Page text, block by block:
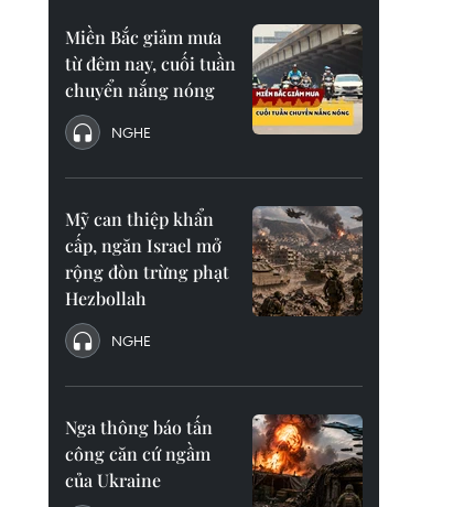
Miền Bắc giảm mưa
từ đêm nay, cuối tuần
chuyển nắng nóng
NGHE
Mỹ can thiệp khẩn
cấp, ngăn Israel mở
rộng đòn trừng phạt
Hezbollah
NGHE
Nga thông báo tấn
công căn cứ ngầm
của Ukraine